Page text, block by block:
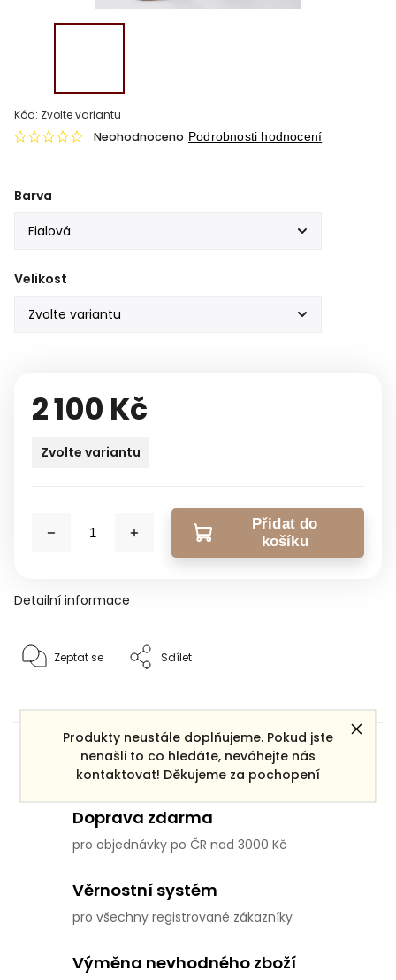
Produkty neustále doplňujeme. Pokud jste
nenašli to co hledáte, neváhejte nás
kontaktovat! Děkujeme za pochopení
Kód: Zvolte variantu
Neohodnoceno Podrobnosti hodnocení
Barva
Velikost
2 100 Kč
Zvolte variantu
Přidat do
košíku
Detailní informace
Zeptat se Sdílet
Dárek zdarma
ke každé objednávce
Doprava zdarma
pro objednávky po ČR nad 3000 Kč
Věrnostní systém
pro všechny registrované zákazníky
Výměna nevhodného zboží